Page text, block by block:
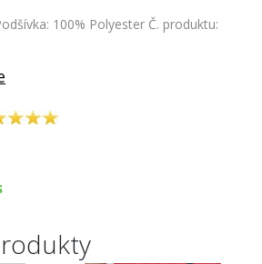
100% Polyester Č. produktu: